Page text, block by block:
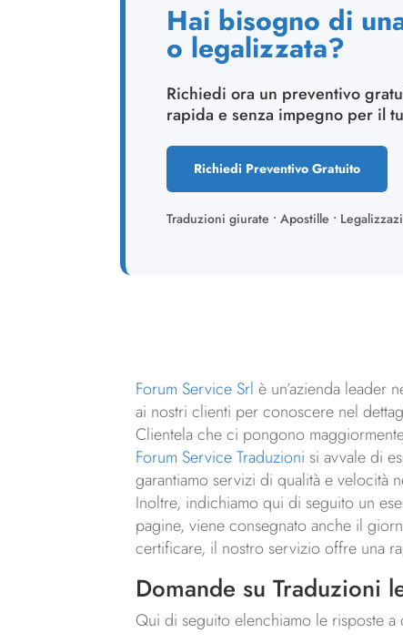
Hai bisogno di
o legalizzata?
Richiedi ora un preventivo
rapida e senza impegno per il
Richiedi Preventivo Gratuito
Traduzioni giurate • Apostille •
Forum Service Srl è un’azienda leader
ai nostri clienti per conoscere nel
Clientela che ci pongono
Forum Service Traduzioni si avvale di
garantiamo servizi di qualità e velocità
Inoltre, indichiamo qui di seguito un
pagine, viene consegnato anche il
certificare, il nostro servizio offre una
Domande su Traduzioni
Qui di seguito elenchiamo le risposte